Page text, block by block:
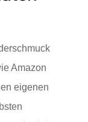
Amazon
eigenen